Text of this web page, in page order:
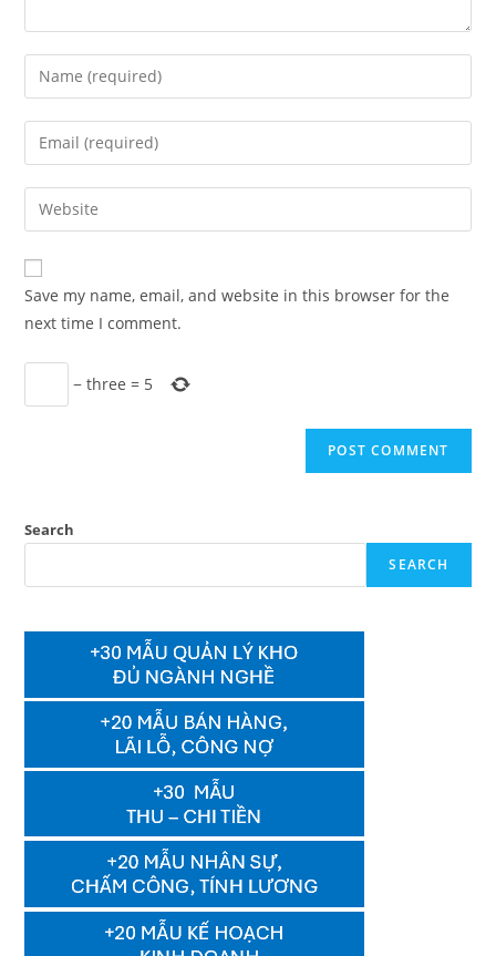
Enter
your
name
comment
Enter
your
email
address
comment
Enter
your
website
URL
(optional)
Save my name, email, and website in this browser for the
next time I comment.
−three = 5
Search
SEARCH